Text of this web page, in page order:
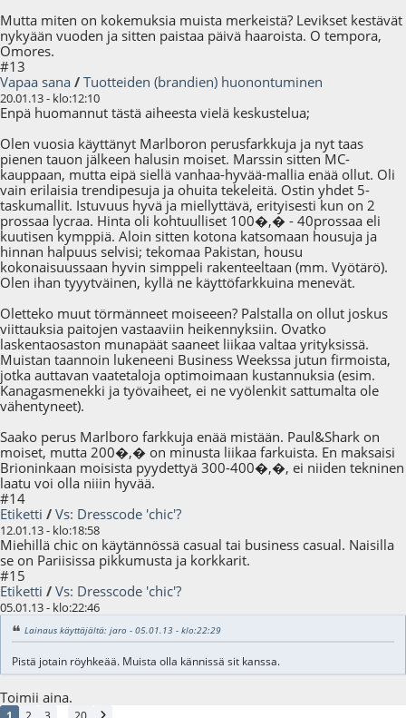
Mutta miten on kokemuksia muista merkeistä? Levikset kestävät
nykyään vuoden ja sitten paistaa päivä haaroista. O tempora,
Omores.
#13
Vapaa sana / Tuotteiden (brandien) huonontuminen
20.01.13 - klo:12:10
Enpä huomannut tästä aiheesta vielä keskustelua;
Olen vuosia käyttänyt Marlboron perusfarkkuja ja nyt taas
pienen tauon jälkeen halusin moiset. Marssin sitten MC-
kauppaan, mutta eipä siellä vanhaa-hyvää-mallia enää ollut. Oli
vain erilaisia trendipesuja ja ohuita tekeleitä. Ostin yhdet 5-
taskumallit. Istuvuus hyvä ja miellyttävä, erityisesti kun on 2
prossaa lycraa. Hinta oli kohtuulliset 100�,� - 40prossaa eli
kuutisen kymppiä. Aloin sitten kotona katsomaan housuja ja
hinnan halpuus selvisi; tekomaa Pakistan, housu
kokonaisuussaan hyvin simppeli rakenteeltaan (mm. Vyötärö).
Olen ihan tyyytväinen, kyllä ne käyttöfarkkuina menevät.
Oletteko muut törmänneet moiseeen? Palstalla on ollut joskus
viittauksia paitojen vastaaviin heikennyksiin. Ovatko
laskentaosaston munapäät saaneet liikaa valtaa yrityksissä.
Muistan taannoin lukeneeni Business Weekssa jutun firmoista,
jotka auttavan vaatetaloja optimoimaan kustannuksia (esim.
Kanagasmenekki ja työvaiheet, ei ne vyölenkit sattumalta ole
vähentyneet).
Saako perus Marlboro farkkuja enää mistään. Paul&Shark on
moiset, mutta 200�,� on minusta liikaa farkuista. En maksaisi
Brioninkaan moisista pyydettyä 300-400�,�, ei niiden tekninen
laatu voi olla niiin hyvää.
#14
Etiketti / Vs: Dresscode 'chic'?
12.01.13 - klo:18:58
Miehillä chic on käytännössä casual tai business casual. Naisilla
se on Pariisissa pikkumusta ja korkkarit.
#15
Etiketti / Vs: Dresscode 'chic'?
05.01.13 - klo:22:46
Lainaus käyttäjältä: jaro - 05.01.13 - klo:22:29
Pistä jotain röyhkeää. Muista olla kännissä sit kanssa.
Toimii aina.